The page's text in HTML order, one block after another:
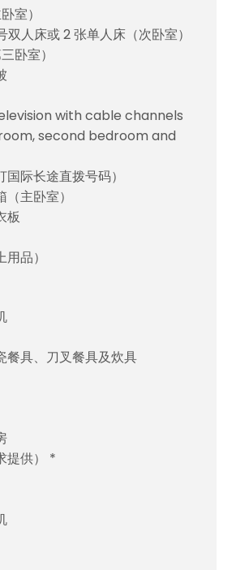
室）
双人床或 2 张单人床（次卧室）
卧室）
with cable channels
second bedroom and
际长途直拨号码）
主卧室）
板
品）
餐具、刀叉餐具及炊具
提供） *